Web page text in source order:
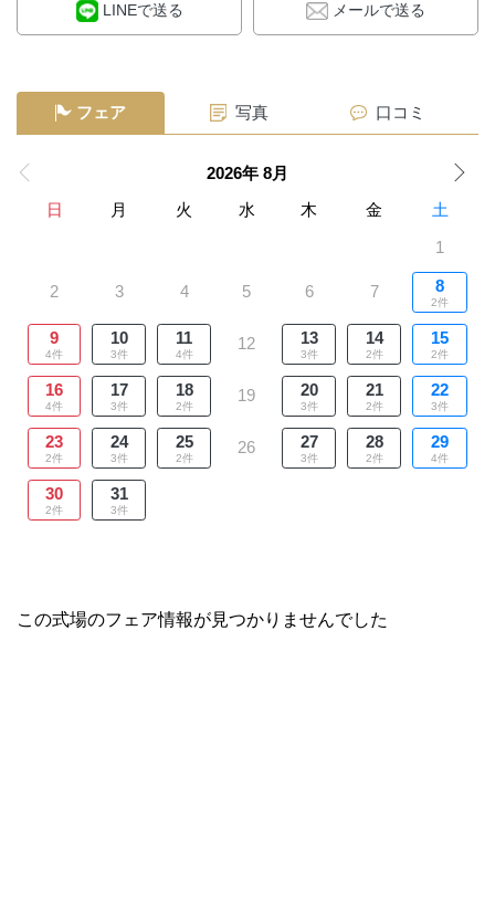
LINEで送る メールで送る
フェア 写真 口コミ
2026年 8月
日 月 火 水 木 金 土
1
2 3 4 5 6 7 8
2件
9
4件
10
3件
11
4件
12 13
3件
14
2件
15
2件
16
4件
17
3件
18
2件
19 20
3件
21
2件
22
3件
23
2件
24
3件
25
2件
26 27
3件
28
2件
29
4件
30
2件
31
3件
この式場のフェア情報が見つかりませんでした